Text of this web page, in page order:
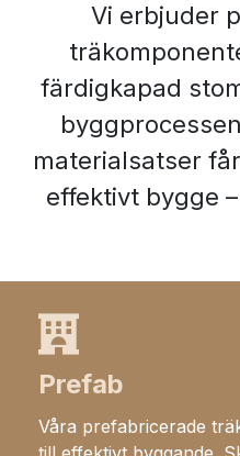
Vi erbjuder
färdigkapad
materialsatser
effektivt bygge
Prefab
Våra prefabricerade